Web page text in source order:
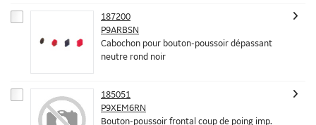
187200
P9ARBSN
Cabochon pour bouton-poussoir dépassant
neutre rond noir
185051
P9XEM6RN
Bouton-poussoir frontal coup de poing imp.